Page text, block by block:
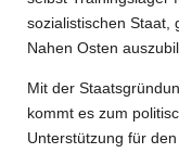
sozialistischen Staat,
Nahen Osten
Mit der
kommt es zum
Unterstützung für